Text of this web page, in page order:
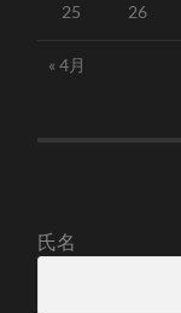
25 26
« 4月
氏名